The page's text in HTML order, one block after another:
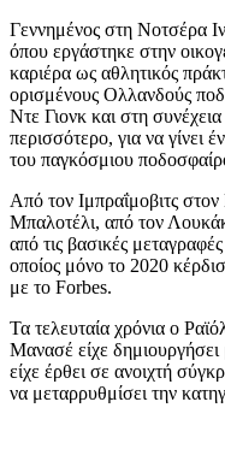
Γεννημένος στη Νοτσέρα
όπου εργάστηκε στην
καριέρα ως αθλητικός
ορισμένους Ολλανδούς
Ντε Γιονκ και στη
περισσότερο, για να γίνει
του παγκόσμιου
Από τον Ιμπραΐμοβιτς
Μπαλοτέλι, από τον
από τις βασικές
οποίος μόνο το 2020
με το Forbes.
Τα τελευταία χρόνια ο
Μανασέ είχε
είχε έρθει σε ανοιχτή
να μεταρρυθμίσει την